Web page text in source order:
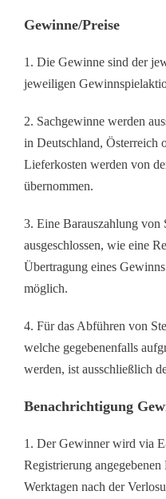
Gewinne/Preise
1. Die Gewinne sind der
jeweiligen
2. Sachgewinne werden
in Deutschland, Österreich
Lieferkosten werden von
übernommen.
3. Eine Barauszahlung von
ausgeschlossen, wie eine
Übertragung eines
möglich.
4. Für das Abführen von
welche gegebenenfalls
werden, ist ausschließlich
Benachrichtigung
1. Der Gewinner wird via
Registrierung
Werktagen nach der